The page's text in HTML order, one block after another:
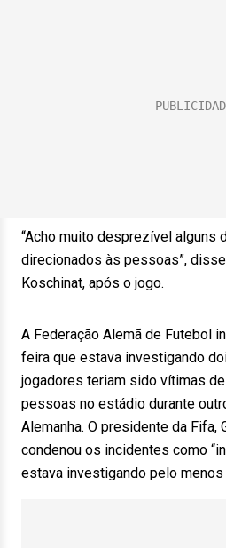
“Acho muito desprezível alguns
direcionados às pessoas”,
Koschinat, após o jogo.
A Federação Alemã de Futebol
feira que estava investigando
jogadores teriam sido vítimas
pessoas no estádio durante
Alemanha. O presidente da Fifa,
condenou os incidentes como
estava investigando pelo